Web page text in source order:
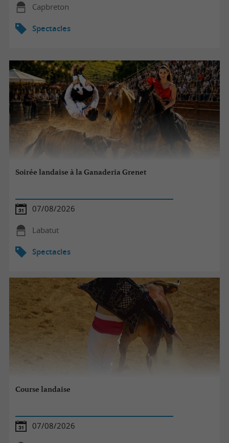
Capbreton
Spectacles
Soirée landaise à la Ganaderia Grenet
07/08/2026
Labatut
Spectacles
Course landaise
07/08/2026